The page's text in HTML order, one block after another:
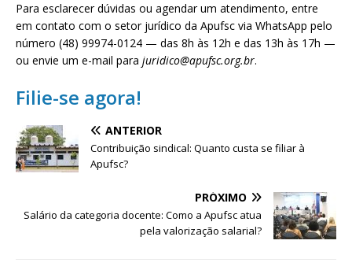
Para esclarecer dúvidas ou agendar um atendimento, entre
em contato com o setor jurídico da Apufsc via WhatsApp pelo
número (48) 99974-0124 — das 8h às 12h e das 13h às 17h —
ou envie um e-mail para juridico@apufsc.org.br.
Filie-se agora!
ANTERIOR
Contribuição sindical: Quanto custa se filiar à
Apufsc?
PRÓXIMO
Salário da categoria docente: Como a Apufsc atua
pela valorização salarial?